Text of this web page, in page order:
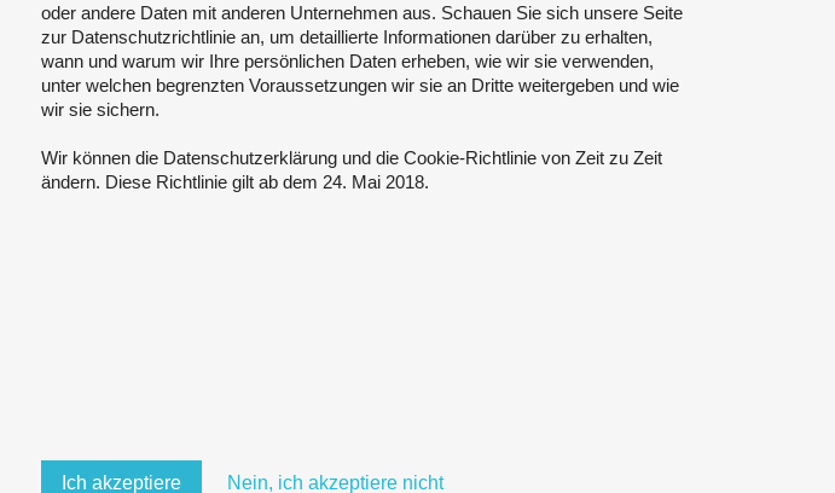
oder andere Daten mit anderen Unternehmen aus. Schauen Sie sich unsere Seite
zur Datenschutzrichtlinie an, um detaillierte Informationen darüber zu erhalten,
wann und warum wir Ihre persönlichen Daten erheben, wie wir sie verwenden,
unter welchen begrenzten Voraussetzungen wir sie an Dritte weitergeben und wie
wir sie sichern.
Wir können die Datenschutzerklärung und die Cookie-Richtlinie von Zeit zu Zeit
ändern. Diese Richtlinie gilt ab dem 24. Mai 2018.
Ich akzeptiere Nein, ich akzeptiere nicht